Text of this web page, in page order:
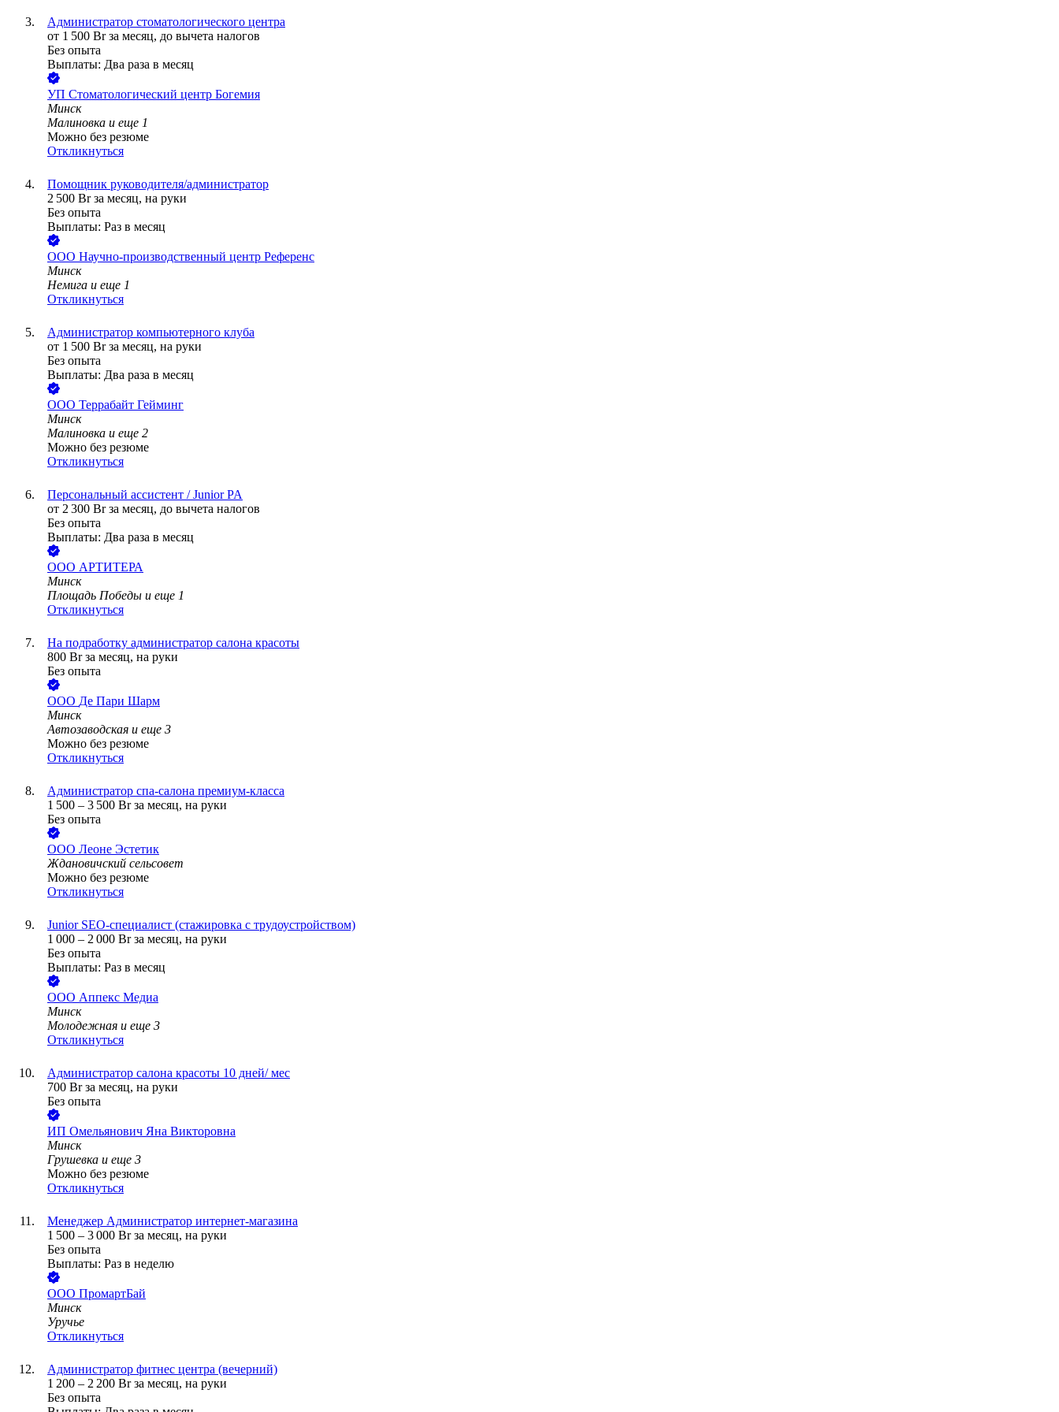
Администратор стоматологического центра
от 1 500 Br за месяц, до вычета налогов
Без опыта
Выплаты: Два раза в месяц
УП Стоматологический центр Богемия
Минск
Малиновка и еще 1
Можно без резюме
Откликнуться
Помощник руководителя/администратор
2 500 Br за месяц, на руки
Без опыта
Выплаты: Раз в месяц
ООО Научно-производственный центр Референс
Минск
Немига и еще 1
Откликнуться
Администратор компьютерного клуба
от 1 500 Br за месяц, на руки
Без опыта
Выплаты: Два раза в месяц
ООО Террабайт Гейминг
Минск
Малиновка и еще 2
Можно без резюме
Откликнуться
Персональный ассистент / Junior PA
от 2 300 Br за месяц, до вычета налогов
Без опыта
Выплаты: Два раза в месяц
ООО АРТИТЕРА
Минск
Площадь Победы и еще 1
Откликнуться
На подработку администратор салона красоты
800 Br за месяц, на руки
Без опыта
ООО Де Пари Шарм
Минск
Автозаводская и еще 3
Можно без резюме
Откликнуться
Администратор спа-салона премиум-класса
1 500 – 3 500 Br за месяц, на руки
Без опыта
ООО Леоне Эстетик
Ждановичский сельсовет
Можно без резюме
Откликнуться
Junior SEO-специалист (стажировка с трудоустройством)
1 000 – 2 000 Br за месяц, на руки
Без опыта
Выплаты: Раз в месяц
ООО Аппекс Медиа
Минск
Молодежная и еще 3
Откликнуться
Администратор салона красоты 10 дней/ мес
700 Br за месяц, на руки
Без опыта
ИП Омельянович Яна Викторовна
Минск
Грушевка и еще 3
Можно без резюме
Откликнуться
Менеджер Администратор интернет-магазина
1 500 – 3 000 Br за месяц, на руки
Без опыта
Выплаты: Раз в неделю
ООО ПромартБай
Минск
Уручье
Откликнуться
Администратор фитнес центра (вечерний)
1 200 – 2 200 Br за месяц, на руки
Без опыта